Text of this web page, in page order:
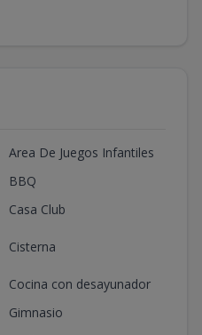
Area De Juegos Infantiles
BBQ
Casa Club
Cisterna
Cocina con desayunador
Gimnasio